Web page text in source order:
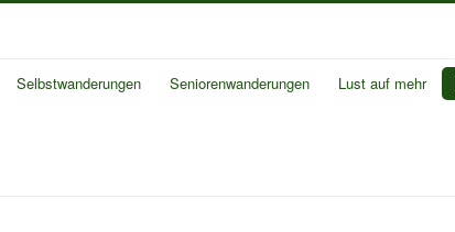
Selbstwanderungen Seniorenwanderungen Lust auf mehr